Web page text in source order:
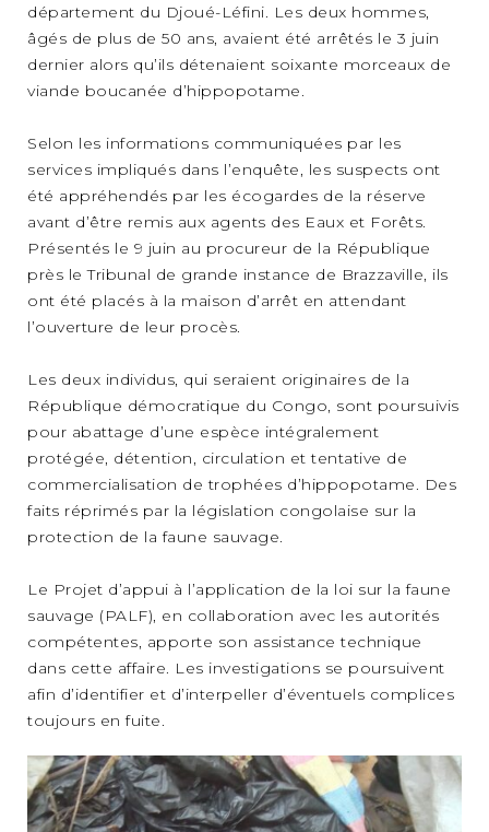
département du Djoué-Léfini. Les deux hommes,
âgés de plus de 50 ans, avaient été arrêtés le 3 juin
dernier alors qu’ils détenaient soixante morceaux de
viande boucanée d’hippopotame.
Selon les informations communiquées par les
services impliqués dans l’enquête, les suspects ont
été appréhendés par les écogardes de la réserve
avant d’être remis aux agents des Eaux et Forêts.
Présentés le 9 juin au procureur de la République
près le Tribunal de grande instance de Brazzaville, ils
ont été placés à la maison d’arrêt en attendant
l’ouverture de leur procès.
Les deux individus, qui seraient originaires de la
République démocratique du Congo, sont poursuivis
pour abattage d’une espèce intégralement
protégée, détention, circulation et tentative de
commercialisation de trophées d’hippopotame. Des
faits réprimés par la législation congolaise sur la
protection de la faune sauvage.
Le Projet d’appui à l’application de la loi sur la faune
sauvage (PALF), en collaboration avec les autorités
compétentes, apporte son assistance technique
dans cette affaire. Les investigations se poursuivent
afin d’identifier et d’interpeller d’éventuels complices
toujours en fuite.